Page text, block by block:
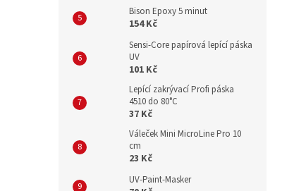
Bison Epoxy 5 minut
154 Kč
Sensi-Core papírová lepící páska
UV
101 Kč
Lepící zakrývací Profi páska
4510 do 80°C
37 Kč
Váleček Mini MicroLine Pro 10
cm
23 Kč
UV-Paint-Masker